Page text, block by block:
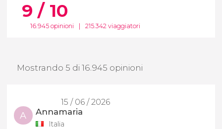
9 / 10
16.945 opinioni 215.342 viaggiatori
Mostrando 5 di 16.945 opinioni
15 / 06 / 2026
A Annamaria
Italia